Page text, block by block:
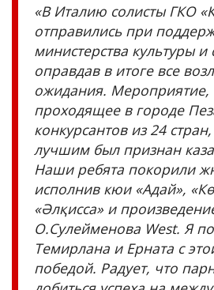
«В Италию солисты ГКО
отправились при
министерства культуры и
оправдав в итоге все
ожидания. Мероприятие,
проходящее в городе
конкурсантов из 24
лучшим был признан
Наши ребята покорили
исполнив кюи «Адай»,
«Әлқисса» и
О.Сулейменова West. Я
Темирлана и Ерната с
победой. Радует, что